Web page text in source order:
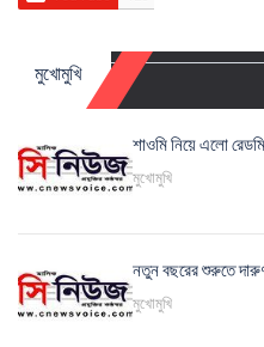
মুখোমুখি
শাওমি নিয়ে এলো
মুখোমুখি
নতুন বছরের শুরুতে
মুখোমুখি